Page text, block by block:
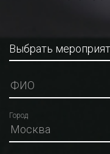
Город